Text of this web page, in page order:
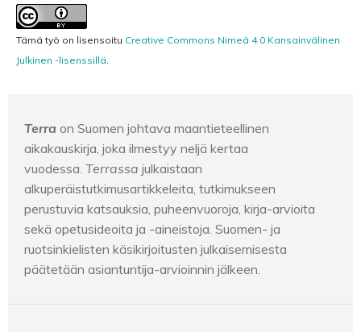
Tämä työ on lisensoitu Creative Commons Nimeä 4.0 Kansainvälinen
Julkinen -lisenssillä.
Terra on Suomen johtava maantieteellinen
aikakauskirja, joka ilmestyy neljä kertaa
vuodessa. Terrassa julkaistaan
alkuperäistutkimusartikkeleita, tutkimukseen
perustuvia katsauksia, puheenvuoroja, kirja-arvioita
sekä opetusideoita ja -aineistoja. Suomen- ja
ruotsinkielisten käsikirjoitusten julkaisemisesta
päätetään asiantuntija-arvioinnin jälkeen.